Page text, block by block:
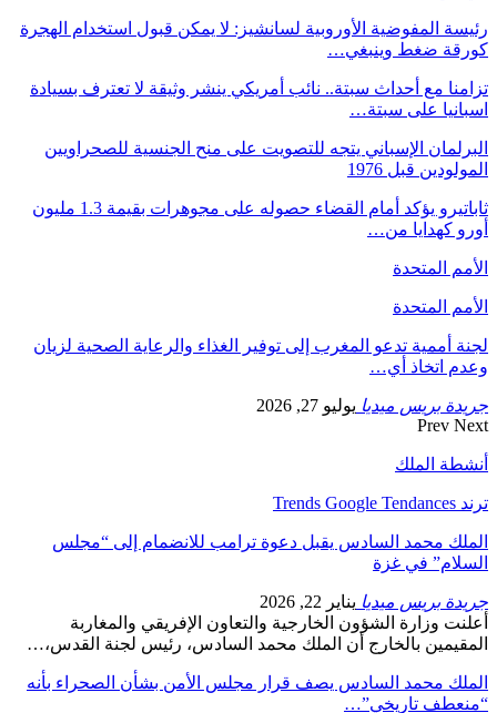
رئيسة المفوضية الأوروبية لسانشيز: لا يمكن قبول استخدام الهجرة
كورقة ضغط وينبغي…
تزامنا مع أحداث سبتة.. نائب أمريكي ينشر وثيقة لا تعترف بسيادة
اسبانيا على سبتة…
البرلمان الإسباني يتجه للتصويت على منح الجنسية للصحراويين
المولودين قبل 1976
ثاباتيرو يؤكد أمام القضاء حصوله على مجوهرات بقيمة 1.3 مليون
أورو كهدايا من…
الأمم المتحدة
الأمم المتحدة
لجنة أممية تدعو المغرب إلى توفير الغذاء والرعاية الصحية لزيان
وعدم اتخاذ أي…
جريدة بريس ميديا يوليو 27, 2026
Prev Next
أنشطة الملك
ترند Trends Google Tendances
الملك محمد السادس يقبل دعوة ترامب للانضمام إلى “مجلس
السلام” في غزة
جريدة بريس ميديا يناير 22, 2026
أعلنت وزارة الشؤون الخارجية والتعاون الإفريقي والمغاربة
المقيمين بالخارج أن الملك محمد السادس، رئيس لجنة القدس،…
الملك محمد السادس يصف قرار مجلس الأمن بشأن الصحراء بأنه
“منعطف تاريخي”…